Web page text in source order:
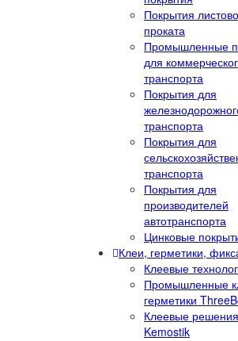
Покрытия
проката
Промышленные
для
транспорта
Покрытия для
транспорта
Покрытия для
транспорта
Покрытия для
производителей
автотранспорта
Цинковые
Клеи, герметики,
Клеевые
Промышленные
герметики
Клеевые
Kemostik